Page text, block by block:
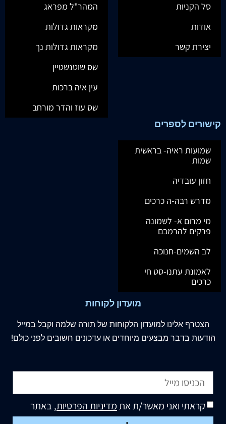
סל הקניות
אודות
יצירת קשר
המהר"ל מפראג
מקראות גדולות
מקראות גדולות נך
שס שוטנשטיין
עין איה ברכות
שס עוז והדר מורחב
קישורים לספרים
שמועות ראיה- בראשית
שמות
חזון עובדיה
מדרש רבה-ה כרכים
מי מרום א- לשמונה
פרקים להרמבם
לב השמים-חנוכה
לאמונת עתנו-סט חי
כרכים
מועדון לקוחות
הצטרף אלינו למועדון הלקוחות של תורה שלמה וקבל במייל
הודעות בדבר מבצעים מיוחדים או עדכונים חשובים לפני כולם!
קראתי ואני מאשר/ת אתמדיניות הפרטיות, באתר